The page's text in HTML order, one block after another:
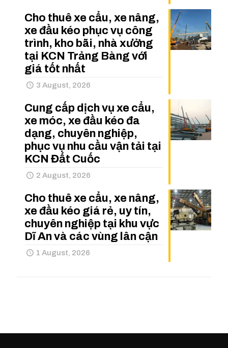
Cho thuê xe cẩu, xe nâng,
xe đầu kéo phục vụ công
trình, kho bãi, nhà xưởng
tại KCN Trảng Bàng với
giá tốt nhất
3 August, 2026
Cung cấp dịch vụ xe cẩu,
xe móc, xe đầu kéo đa
dạng, chuyên nghiệp,
phục vụ nhu cầu vận tải tại
KCN Đất Cuốc
2 August, 2026
Cho thuê xe cẩu, xe nâng,
xe đầu kéo giá rẻ, uy tín,
chuyên nghiệp tại khu vực
Dĩ An và các vùng lân cận
1 August, 2026